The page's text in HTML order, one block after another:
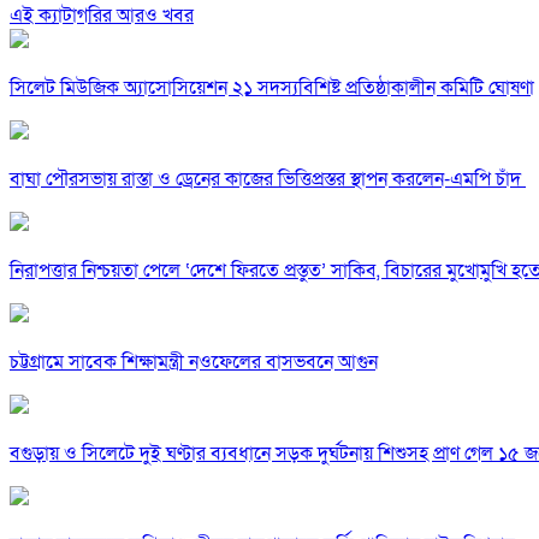
এই ক্যাটাগরির আরও খবর
সিলেট মিউজিক অ্যাসোসিয়েশন ২১ সদস্যবিশিষ্ট প্রতিষ্ঠাকালীন কমিটি ঘোষণা
বাঘা পৌরসভায় রাস্তা ও ড্রেনের কাজের ভিত্তিপ্রস্তর স্থাপন করলেন-এমপি চাঁদ
নিরাপত্তার নিশ্চয়তা পেলে ‘দেশে ফিরতে প্রস্তুত’ সাকিব, বিচারের মুখোমুখি
চট্টগ্রামে সাবেক শিক্ষামন্ত্রী নওফেলের বাসভবনে আগুন
বগুড়ায় ও সিলেটে দুই ঘণ্টার ব্যবধানে সড়ক দুর্ঘটনায় শিশুসহ প্রাণ গেল ১৫